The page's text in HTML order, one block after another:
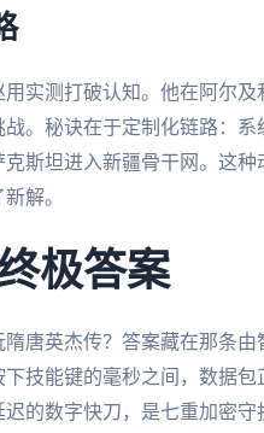
实测打破认知。他在阿尔
。秘诀在于定制化链路：
斯坦进入新疆骨干网。这
解。
极答案
唐英杰传？答案藏在那条
技能键的毫秒之间，数据
的数字快刀，是七重加密